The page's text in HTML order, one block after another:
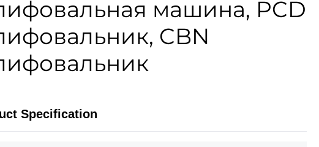
машина, PCD
CBN
Specification